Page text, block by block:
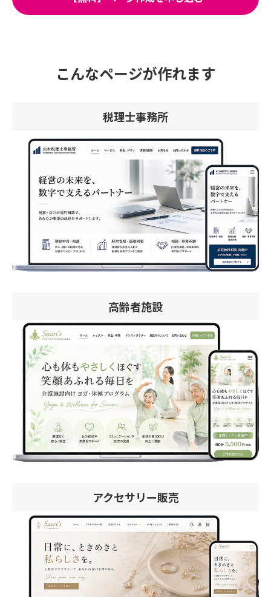
こんなページが作れます
税理士事務所
高齢者施設
アクセサリー販売